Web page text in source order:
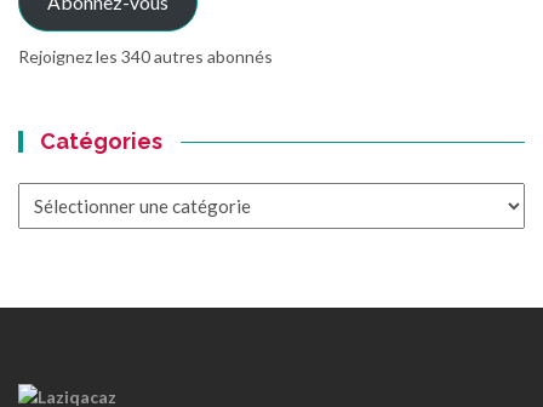
Rejoignez les 340 autres abonnés
Catégories